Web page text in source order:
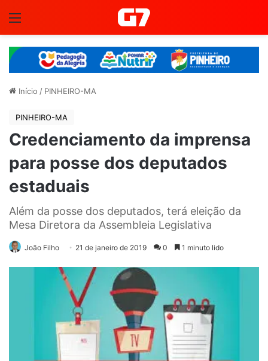
Início / PINHEIRO-MA
PINHEIRO-MA
Credenciamento da imprensa
para posse dos deputados
estaduais
Além da posse dos deputados, terá eleição da
Mesa Diretora da Assembleia Legislativa
João Filho 21 de janeiro de 2019 0 1 minuto lido